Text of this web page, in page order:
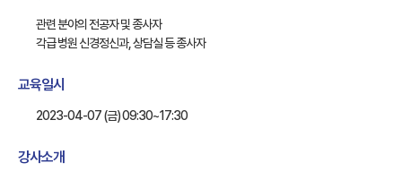
관련 분야의 전공자 및 종사자
각급 병원 신경정신과, 상담실 등 종사자
교육일시
2023-04-07 (금) 09:30~17:30
강사소개